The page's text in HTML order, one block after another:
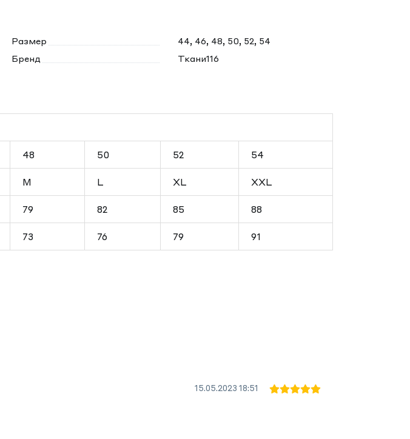
Размер
44, 46, 48, 50, 52, 54
Бренд Ткани116
48 50 52 54
M L XL XXL
79 82 85 88
73 76 79 91
15.05.2023 18:51